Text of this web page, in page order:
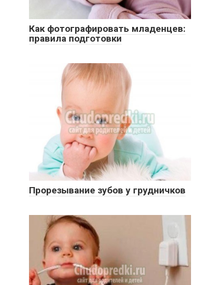
Как фотографировать младенцев:
правила подготовки
Прорезывание зубов у грудничков